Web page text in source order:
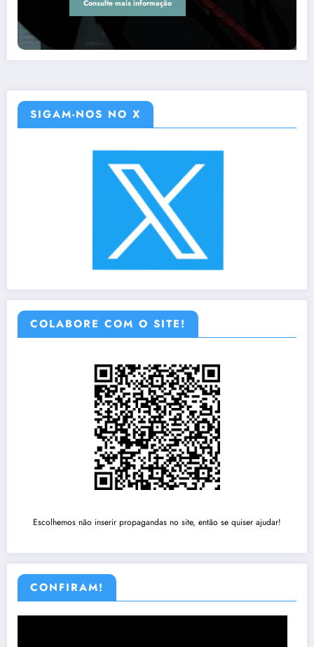
Consulte mais informação
SIGAM-NOS NO X
COLABORE COM O SITE!
Escolhemos não inserir propagandas no site, então se quiser ajudar!
CONFIRAM!